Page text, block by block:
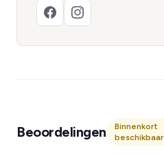
Beoordelingen
Binnenkort
beschikbaar